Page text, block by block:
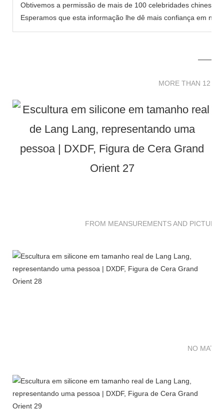
Obtivemos a permissão de mais de 100 celebridades
Esperamos que esta informação lhe dê mais confiança em
MORE THAN 12
FROM MEANSUREMENTS AND
NO